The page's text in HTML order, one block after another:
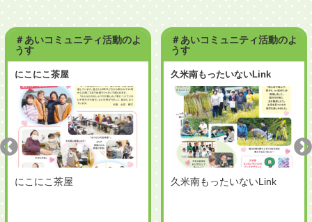
＃あいコミュニティ活動のよ
うす
久米南もったいないLink
久米南もったいないLink
＃あいコミュニティ活動のよ
うす
いどばた会
体操とおしゃべり みんなが